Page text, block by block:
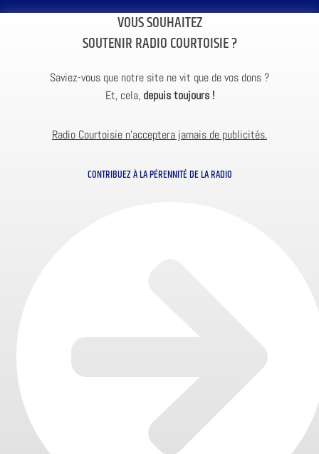
VOUS SOUHAITEZ
SOUTENIR RADIO COURTOISIE ?
Saviez-vous que notre site ne vit que de vos dons ?
Et, cela, depuis toujours !
Radio Courtoisie n’acceptera jamais de publicités.
CONTRIBUEZ À LA PÉRENNITÉ DE LA RADIO